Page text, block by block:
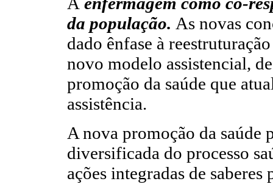
da população. As novas
dado ênfase à
novo modelo assistencial,
promoção da saúde que
assistência.
A nova promoção da saúde
diversificada do processo
ações integradas de